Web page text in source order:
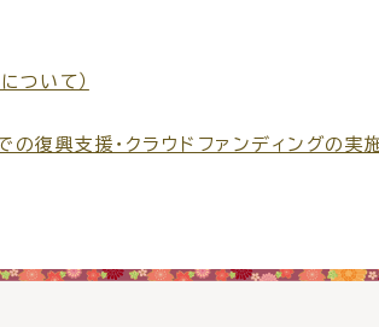
おたすけアプリ
様式ダウ
出雲新話
ついて）
復興支援・クラウドファンディングの実